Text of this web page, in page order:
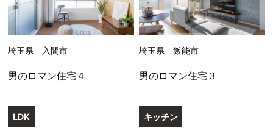
埼玉県 入間市
男のロマン住宅４
埼玉県 飯能市
男のロマン住宅３
LDK キッチン